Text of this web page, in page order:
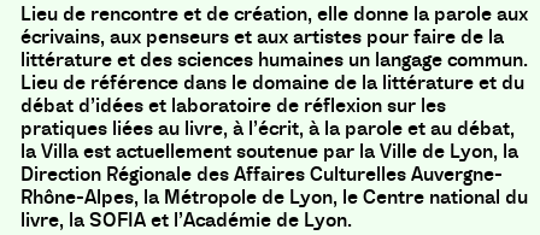
Lieu de rencontre et de création, elle donne la parole aux
écrivains, aux penseurs et aux artistes pour faire de la
littérature et des sciences humaines un langage commun.
Lieu de référence dans le domaine de la littérature et du
débat d’idées et laboratoire de réflexion sur les
pratiques liées au livre, à l’écrit, à la parole et au débat,
la Villa est actuellement soutenue par la Ville de Lyon, la
Direction Régionale des Affaires Culturelles Auvergne-
Rhône-Alpes, la Métropole de Lyon, le Centre national du
livre, la SOFIA et l’Académie de Lyon.